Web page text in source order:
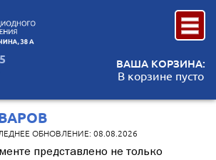
ВАША КОРЗИНА:
В корзине пусто
ОБНОВЛЕНИЕ: 08.08.2026
представлено не только